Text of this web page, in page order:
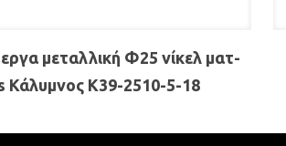
μεταλλική Φ25 νίκελ ματ-
Κάλυμνος K39-2510-5-18